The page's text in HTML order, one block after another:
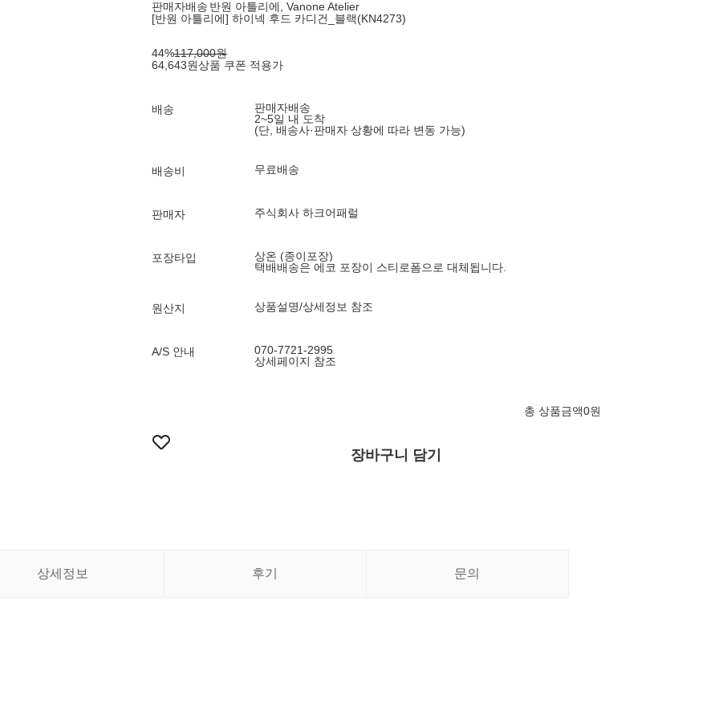
판매자배송 반원 아틀리에, Vanone Atelier
[반원 아틀리에] 하이넥 후드 카디건_블랙(KN4273)
44%117,000원
64,643원상품 쿠폰 적용가
배송
판매자배송
2~5일 내 도착
(단, 배송사·판매자 상황에 따라 변동 가능)
배송비 무료배송
판매자 주식회사 하크어패럴
포장타입
상온 (종이포장)
택배배송은 에코 포장이 스티로폼으로 대체됩니다.
원산지 상품설명/상세정보 참조
A/S 안내
070-7721-2995
상세페이지 참조
총 상품금액0원
장바구니 담기
상세정보 후기 문의